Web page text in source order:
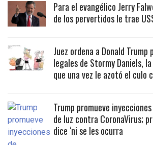
Para el evangélico Jerry
de los pervertidos le trae
Juez ordena a Donald
legales de Stormy Daniels,
que una vez le azotó el culo
Trump promueve
de luz contra CoronaVirus;
dice ‘ni se les ocurra